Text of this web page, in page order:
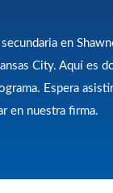
en
City. Aquí es
Espera
en nuestra firma.